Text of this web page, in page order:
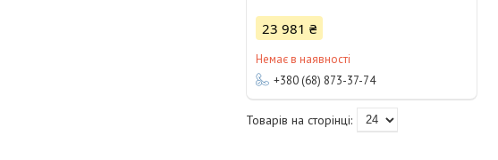
23 981 ₴
Немає в наявності
+380 (68) 873-37-74